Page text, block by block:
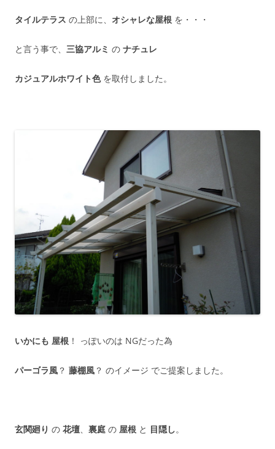
タイルテラス の上部に、 オシャレな屋根 を・・・
と言う事で、 三協アルミ の ナチュレ
カジュアルホワイト色を取付しました。
いかにも 屋根 ！ っぽいのは NGだった為
パーゴラ風 ？ 藤棚風 ？ のイメージ でご提案しました。
玄関廻り の 花壇、 裏庭 の 屋根 と 目隠し。